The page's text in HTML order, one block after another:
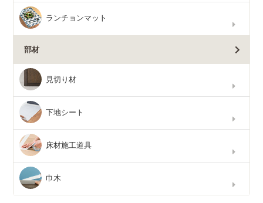
ランチョンマット
部材
見切り材
下地シート
床材施工道具
巾木